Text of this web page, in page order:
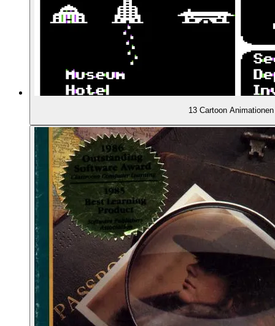
01:58:40 Nachahmer im Spielebereich: Bush Buck (1990)
... Time Rides in American History (1992) ...
02:00:26 ... und Mario is Missing! (1992)
Ereignisse bei Broderbund: Rechtsstreit ...
02:03:21 ... Beinahe-Fusionen ...
02:04:41 ... Multimedia-Erfolge ...
02:05:16 ... und Myst! (1993)
02:06:37 Verkauf und Ende von Broderbund
02:08:50 Wo ist Carmen Sandiego heute?
13 Cartoon Animationen